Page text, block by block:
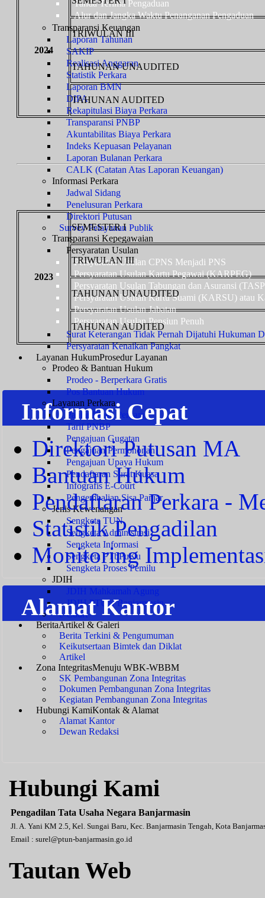
Tanda Terima Pengaduan
Alur dan Jangka Waktu Penanganan Pengaduan
Transparansi Keuangan
Laporan Tahunan
SAKIP
Realisasi Anggaran
Statistik Perkara
Laporan BMN
DIPA
Rekapitulasi Biaya Perkara
Transparansi PNBP
Akuntabilitas Biaya Perkara
Indeks Kepuasan Pelayanan
Laporan Bulanan Perkara
CALK (Catatan Atas Laporan Keuangan)
Informasi Perkara
Jadwal Sidang
Penelusuran Perkara
Direktori Putusan
Survey Pelayanan Publik
Transparansi Kepegawaian
Persyaratan Usulan
Persyaratan Usulan CPNS Menjadi PNS
Persyaratan Usulan Kartu Pegawai (KARPEG)
Persyaratan Usulan Tabungan dan Asuransi
Persyaratan Usulan Kartu Suami (KARSU) atau
Persyaratan Usulan Jabatan
Persyaratan Usulan Pensiun Penuh
Surat Keterangan Tidak Pernah Dijatuhi Hukuman
Persyaratan Kenaikan Pangkat
Layanan HukumProsedur Layanan
Prodeo & Bantuan Hukum
Prodeo - Berperkara Gratis
Pos Bantuan Hukum
Layanan Perkara
Panjar Biaya Perkara
Tarif PNBP
Pengajuan Gugatan
Pengajuan Permohonan
Pengajuan Upaya Hukum
Pendaftaran Surat Kuasa
Infografis E-Court
Pengembalian Sisa Panjar
Jenis Kewenangan
Sengketa TUN
Sengketa Administrasi
Sengketa Informasi
Sengketa PTbPuKu
Sengketa Proses Pemilu
JDIH
JDIH Mahkamah Agung
JDIH PTUN Banjarmasin
e-Court
BeritaArtikel & Galeri
Berita Terkini & Pengumuman
Keikutsertaan Bimtek dan Diklat
Artikel
Zona IntegritasMenuju WBK-WBBM
SK Pembangunan Zona Integritas
Dokumen Pembangunan Zona Integritas
Kegiatan Pembangunan Zona Integritas
Hubungi KamiKontak & Alamat
Alamat Kantor
Dewan Redaksi
2024
TRIWULAN III
TAHUNAN UNAUDITED
TAHUNAN AUDITED
2023
SEMESTER I
TRIWULAN III
TAHUNAN UNAUDITED
TAHUNAN AUDITED
Informasi Cepat
Direktori Putusan MA
Bantuan Hukum
Pendaftaran Perkara -
Statistik Pengadilan
Monitoring
Alamat Kantor
Hubungi Kami
Pengadilan Tata Usaha Negara Banjarmasin
Jl. A. Yani KM 2.5, Kel. Sungai Baru, Kec. Banjarmasin Tengah, Kota
Email : surel@ptun-banjarmasin.go.id
Tautan Web